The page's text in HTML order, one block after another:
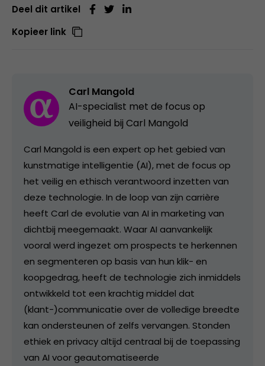
Deel dit artikel
Kopieer link
Carl Mangold
AI-specialist met de focus op
veiligheid bij Carl Mangold
Carl Mangold is een expert op het gebied van
kunstmatige intelligentie (AI), met de focus op
het veilig en ethisch verantwoord inzetten van
deze technologie. In de loop van zijn carrière
heeft Carl de evolutie van AI in marketing van
dichtbij meegemaakt. Waar AI aanvankelijk
vooral werd ingezet om prospects te herkennen
en segmenteren op basis van hun klik- en
koopgedrag, heeft de technologie zich inmiddels
ontwikkeld tot een krachtig middel dat
(klant-)communicatie over de volledige breedte
kan ondersteunen of zelfs vervangen. Stonden
ethiek en privacy altijd centraal bij de toepassing
van AI voor geautomatiseerde